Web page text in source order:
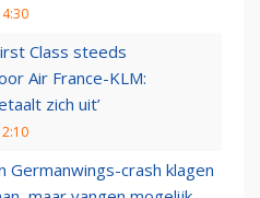
Class steeds
Air France-KLM:
zich uit’
Germanwings-crash klagen